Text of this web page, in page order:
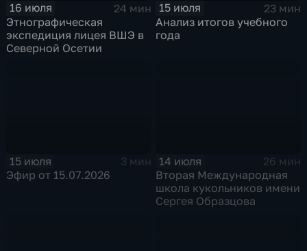
16 июля
24 мин
Этнографическая
экспедиция лицея ВШЭ в
Северной Осетии
15 июля
23 мин
Анализ итогов учебного
года
15 июля
3 мин
Эфир от 15.07.2026
14 июля
26 мин
Вторая Международная
школа кукольников имени
Сергея Образцова